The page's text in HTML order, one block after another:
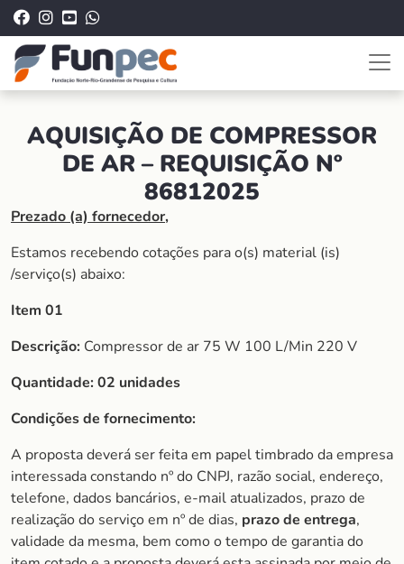
AQUISIÇÃO DE COMPRESSOR
DE AR – REQUISIÇÃO Nº
86812025
Prezado (a) fornecedor,
Estamos recebendo cotações para o(s) material (is)
/serviço(s) abaixo:
Item 01
Descrição: Compressor de ar 75 W 100 L/Min 220 V
Quantidade: 02 unidades
Condições de fornecimento:
A proposta deverá ser feita em papel timbrado da empresa
interessada constando nº do CNPJ, razão social, endereço,
telefone, dados bancários, e-mail atualizados, prazo de
realização do serviço em nº de dias, prazo de entrega,
validade da mesma, bem como o tempo de garantia do